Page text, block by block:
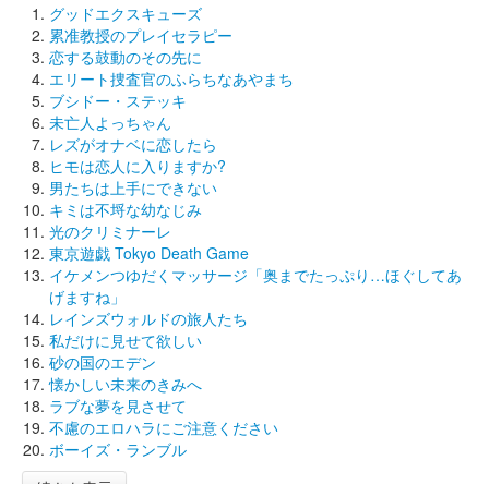
グッドエクスキューズ
累准教授のプレイセラピー
恋する鼓動のその先に
エリート捜査官のふらちなあやまち
ブシドー・ステッキ
未亡人よっちゃん
レズがオナベに恋したら
ヒモは恋人に入りますか?
男たちは上手にできない
キミは不埒な幼なじみ
光のクリミナーレ
東京遊戯 Tokyo Death Game
イケメンつゆだくマッサージ「奥までたっぷり…ほぐしてあ
げますね」
レインズウォルドの旅人たち
私だけに見せて欲しい
砂の国のエデン
懐かしい未来のきみへ
ラブな夢を見させて
不慮のエロハラにご注意ください
ボーイズ・ランブル